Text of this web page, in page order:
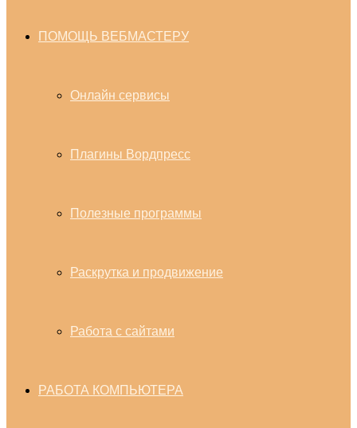
ПОМОЩЬ ВЕБМАСТЕРУ
Онлайн сервисы
Плагины Вордпресс
Полезные программы
Раскрутка и продвижение
Работа с сайтами
РАБОТА КОМПЬЮТЕРА